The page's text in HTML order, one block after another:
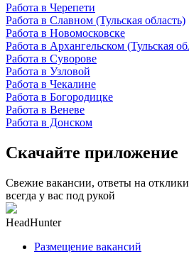
Работа в Черепети
Работа в Славном (Тульская область)
Работа в Новомосковске
Работа в Архангельском (Тульская
Работа в Суворове
Работа в Узловой
Работа в Чекалине
Работа в Богородицке
Работа в Веневе
Работа в Донском
Скачайте приложение
Свежие вакансии, ответы на
всегда у вас под рукой
HeadHunter
Размещение вакансий